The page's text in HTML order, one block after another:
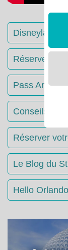
Disneyland
Réserver
Pass
Conseils &
Réserver
Le Blog du
Hello